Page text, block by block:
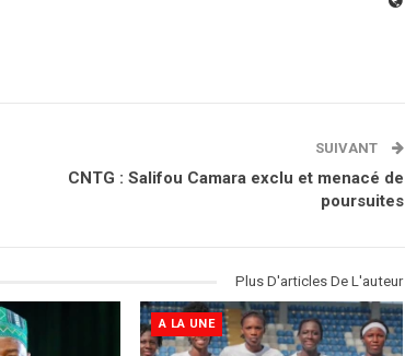
SUIVANT
CNTG : Salifou Camara exclu et menacé de
poursuites
Plus D'articles De L'auteur
A LA UNE